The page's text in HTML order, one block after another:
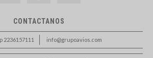
CONTACTANOS
2236157111 info@grupoavios.com